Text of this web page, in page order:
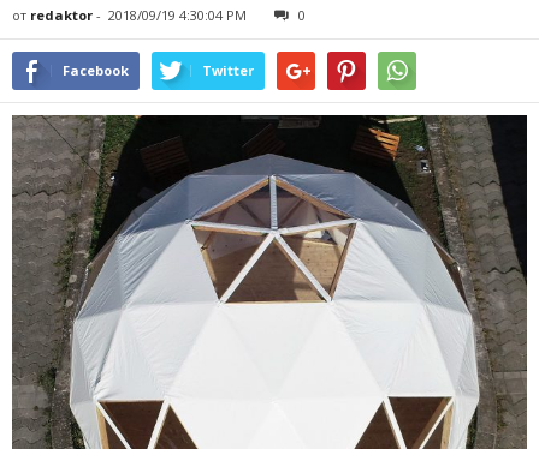
от redaktor - 2018/09/19 4:30:04 PM 0
Facebook Twitter